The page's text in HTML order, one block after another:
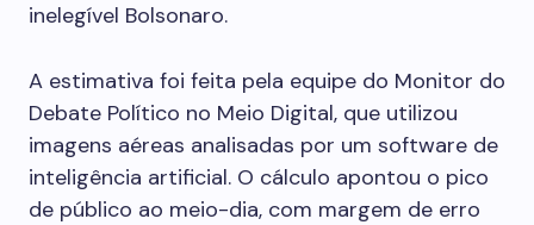
inelegível Bolsonaro.
A estimativa foi feita pela equipe do Monitor do
Debate Político no Meio Digital, que utilizou
imagens aéreas analisadas por um software de
inteligência artificial. O cálculo apontou o pico
de público ao meio-dia, com margem de erro